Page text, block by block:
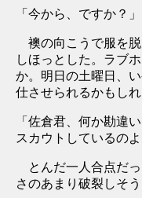
「今から、ですか？」
襖の向こうで服を
しほっとした。ラブ
か。明日の土曜日、
仕させられるかもし
「佐倉君、何か勘違
スカウトしているのよ
とんだ一人合点だっ
さのあまり破裂しそう